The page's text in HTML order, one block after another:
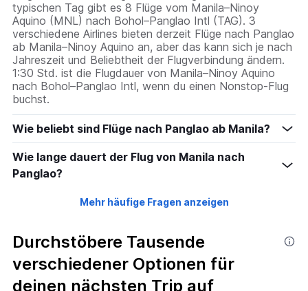
typischen Tag gibt es 8 Flüge vom Manila–Ninoy
Aquino (MNL) nach Bohol–Panglao Intl (TAG). 3
verschiedene Airlines bieten derzeit Flüge nach Panglao
ab Manila–Ninoy Aquino an, aber das kann sich je nach
Jahreszeit und Beliebtheit der Flugverbindung ändern.
1:30 Std. ist die Flugdauer von Manila–Ninoy Aquino
nach Bohol–Panglao Intl, wenn du einen Nonstop-Flug
buchst.
Wie beliebt sind Flüge nach Panglao ab Manila?
Wie lange dauert der Flug von Manila nach
Panglao?
Mehr häufige Fragen anzeigen
Durchstöbere Tausende
verschiedener Optionen für
deinen nächsten Trip auf